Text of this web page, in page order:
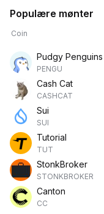
Populære mønter
Coin
Pudgy Penguins
PENGU
Cash Cat
CASHCAT
Sui
SUI
Tutorial
TUT
StonkBroker
STONKBROKER
Canton
CC